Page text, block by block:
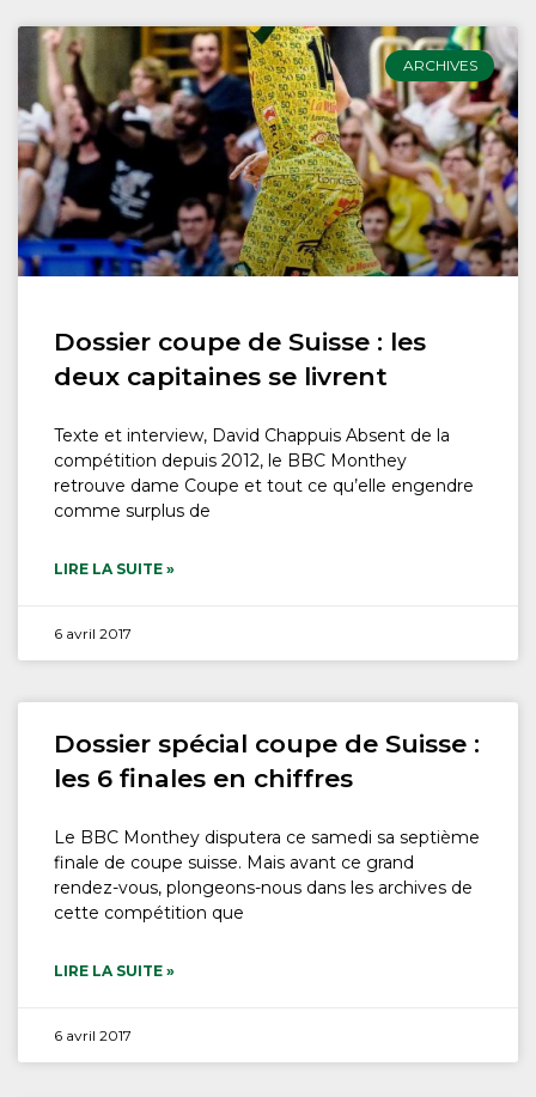
ARCHIVES
Dossier coupe de Suisse : les
deux capitaines se livrent
Texte et interview, David Chappuis Absent de la
compétition depuis 2012, le BBC Monthey
retrouve dame Coupe et tout ce qu’elle engendre
comme surplus de
LIRE LA SUITE »
6 avril 2017
Dossier spécial coupe de Suisse :
les 6 finales en chiffres
Le BBC Monthey disputera ce samedi sa septième
finale de coupe suisse. Mais avant ce grand
rendez-vous, plongeons-nous dans les archives de
cette compétition que
LIRE LA SUITE »
6 avril 2017